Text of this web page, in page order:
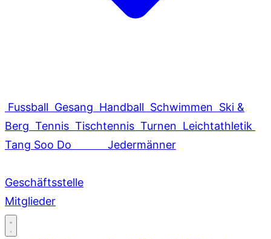
Fussball Gesang Handball Schwimmen Ski &
Berg Tennis Tischtennis Turnen Leichtathletik
Tang Soo Do
Jedermänner
Geschäftsstelle
Mitglieder